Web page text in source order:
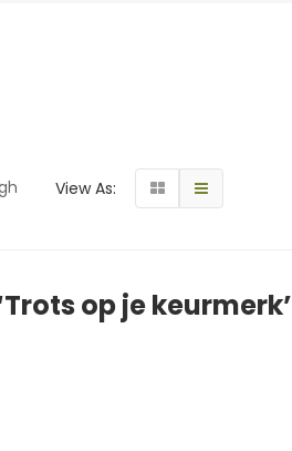
View As:
op je keurmerk’